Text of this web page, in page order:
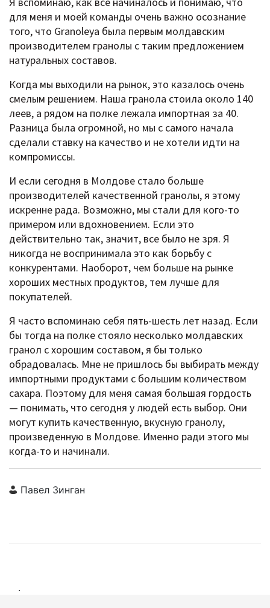
для меня и моей команды очень важно осознание
того, что Granoleya была первым молдавским
производителем гранолы с таким предложением
натуральных составов.
Когда мы выходили на рынок, это казалось очень
смелым решением. Наша гранола стоила около 140
леев, а рядом на полке лежала импортная за 40.
Разница была огромной, но мы с самого начала
сделали ставку на качество и не хотели идти на
компромиссы.
И если сегодня в Молдове стало больше
производителей качественной гранолы, я этому
искренне рада. Возможно, мы стали для кого-то
примером или вдохновением. Если это
действительно так, значит, все было не зря. Я
никогда не воспринимала это как борьбу с
конкурентами. Наоборот, чем больше на рынке
хороших местных продуктов, тем лучше для
покупателей.
Я часто вспоминаю себя пять-шесть лет назад. Если
бы тогда на полке стояло несколько молдавских
гранол с хорошим составом, я бы только
обрадовалась. Мне не пришлось бы выбирать между
импортными продуктами с большим количеством
сахара. Поэтому для меня самая большая гордость
— понимать, что сегодня у людей есть выбор. Они
могут купить качественную, вкусную гранолу,
произведенную в Молдове. Именно ради этого мы
когда-то и начинали.
Павел Зинган
.